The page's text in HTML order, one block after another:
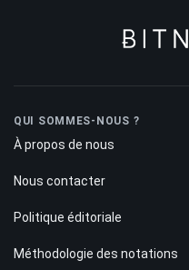
QUI SOMMES-NOUS ?
À propos de nous
Nous contacter
Politique éditoriale
Méthodologie des notations